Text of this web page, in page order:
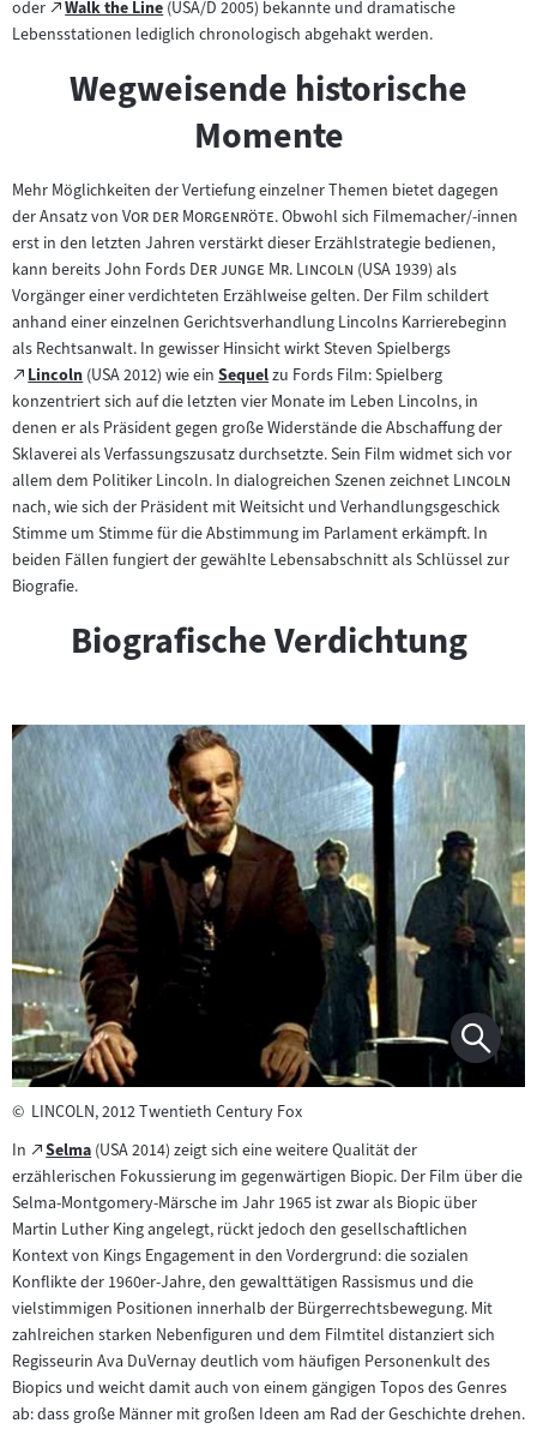
externen
Inhalt:
im
neuen
Tab)
oder
Zum
externen
Walk the Line
(öffnet
im
neuen
Tab)
(USA/D 2005) bekannte und dramatische
Lebensstationen lediglich chronologisch abgehakt werden.
Wegweisende historische
Momente
Mehr Möglichkeiten der Vertiefung einzelner Themen bietet dagegen
der Ansatz von "
Vor der Morgenröte". Obwohl sich Filmemacher/-innen
erst in den letzten Jahren verstärkt dieser Erzählstrategie bedienen,
kann bereits John Fords "Der junge Mr. Lincoln "(USA 1939) als
Vorgänger einer verdichteten Erzählweise gelten. Der Film schildert
anhand einer einzelnen Gerichtsverhandlung Lincolns Karrierebeginn
als Rechtsanwalt. In gewisser Hinsicht wirkt Steven Spielbergs
Zum
externen
Inhalt:
Lincoln
(öffnet
im
neuen
Tab)
(USA 2012) wie einZum
Inhalt:
Sequelzu Fords Film: Spielberg
konzentriert sich auf die letzten vier Monate im Leben Lincolns, in
denen er als Präsident gegen große Widerstände die Abschaffung der
Sklaverei als Verfassungszusatz durchsetzte. Sein Film widmet sich vor
allem dem Politiker Lincoln. In dialogreichen Szenen zeichnet "Lincoln
nach, wie sich der Präsident mit Weitsicht und Verhandlungsgeschick
Stimme um Stimme für die Abstimmung im Parlament erkämpft. In
beiden Fällen fungiert der gewählte Lebensabschnitt als Schlüssel zur
Biografie.
Biografische Verdichtung
© LINCOLN, 2012 Twentieth Century Fox
In
Zum
externen
Inhalt:
Selma
(öffnet
im
neuen
Tab)
(USA 2014) zeigt sich eine weitere Qualität der
erzählerischen Fokussierung im gegenwärtigen Biopic. Der Film über die
Selma-Montgomery-Märsche im Jahr 1965 ist zwar als Biopic über
Martin Luther King angelegt, rückt jedoch den gesellschaftlichen
Kontext von Kings Engagement in den Vordergrund: die sozialen
Konflikte der 1960er-Jahre, den gewalttätigen Rassismus und die
vielstimmigen Positionen innerhalb der Bürgerrechtsbewegung. Mit
zahlreichen starken Nebenfiguren und dem Filmtitel distanziert sich
Regisseurin Ava DuVernay deutlich vom häufigen Personenkult des
Biopics und weicht damit auch von einem gängigen Topos des Genres
ab: dass große Männer mit großen Ideen am Rad der Geschichte drehen.